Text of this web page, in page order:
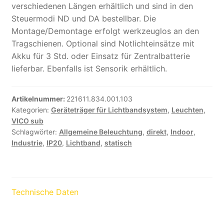
verschiedenen Längen erhältlich und sind in den
Steuermodi ND und DA bestellbar. Die
Montage/Demontage erfolgt werkzeuglos an den
Tragschienen. Optional sind Notlichteinsätze mit
Akku für 3 Std. oder Einsatz für Zentralbatterie
lieferbar. Ebenfalls ist Sensorik erhältlich.
Artikelnummer: 221611.834.001.103
Kategorien: Geräteträger für Lichtbandsystem, Leuchten,
VICO sub
Schlagwörter: Allgemeine Beleuchtung, direkt, Indoor,
Industrie, IP20, Lichtband, statisch
Technische Daten